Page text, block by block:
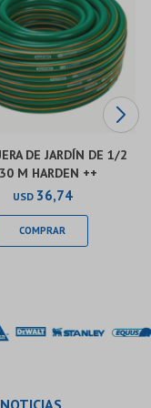
DE JARDÍN DE 1/2
M HARDEN ++
USD 36,74